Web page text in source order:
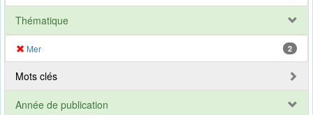
Thématique
Mer 2
Mots clés
Année de publication